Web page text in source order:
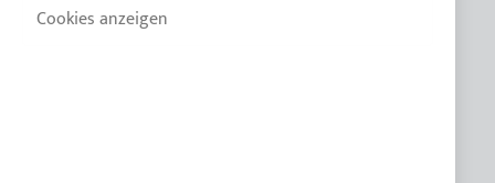
Cookies anzeigen